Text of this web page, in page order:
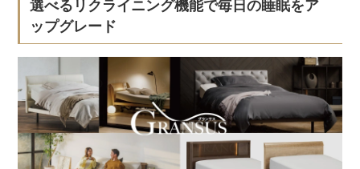
選べるリクライニング機能で毎日の睡眠をア
ップグレード